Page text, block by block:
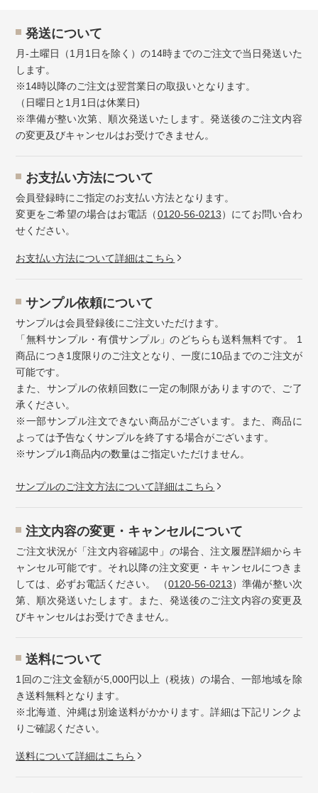
発送について
月-土曜日（1月1日を除く）の14時までのご注文で当日発送いた
します。
※14時以降のご注文は翌営業日の取扱いとなります。
（日曜日と1月1日は休業日)
※準備が整い次第、順次発送いたします。発送後のご注文内容
の変更及びキャンセルはお受けできません。
お⽀払い⽅法について
会員登録時にご指定のお支払い方法となります。
変更をご希望の場合はお電話（0120-56-0213）にてお問い合わ
せください。
お⽀払い⽅法について詳細はこちら
サンプル依頼について
サンプルは会員登録後にご注文いただけます。
「無料サンプル・有償サンプル」のどちらも送料無料です。 1
商品につき1度限りのご注文となり、一度に10品までのご注文が
可能です。
また、サンプルの依頼回数に一定の制限がありますので、ご了
承ください。
※一部サンプル注文できない商品がございます。また、商品に
よっては予告なくサンプルを終了する場合がございます。
※サンプル1商品内の数量はご指定いただけません。
サンプルのご注文方法について詳細はこちら
注⽂内容の変更・キャンセルについて
ご注文状況が「注文内容確認中」の場合、注文履歴詳細からキ
ャンセル可能です。それ以降の注文変更・キャンセルにつきま
しては、必ずお電話ください。 （0120-56-0213）準備が整い次
第、順次発送いたします。また、発送後のご注文内容の変更及
びキャンセルはお受けできません。
送料について
1回のご注文金額が5,000円以上（税抜）の場合、一部地域を除
き送料無料となります。
※北海道、沖縄は別途送料がかかります。詳細は下記リンクよ
りご確認ください。
送料について詳細はこちら